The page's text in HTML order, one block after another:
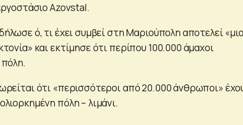
Azovstal.
ό, τι έχει συμβεί στη Μαριούπολη αποτελεί
και εκτίμησε ότι περίπου 100.000 άμαχοι
ότι «περισσότεροι από 20.000 άνθρωποι»
πόλη – λιμάνι.